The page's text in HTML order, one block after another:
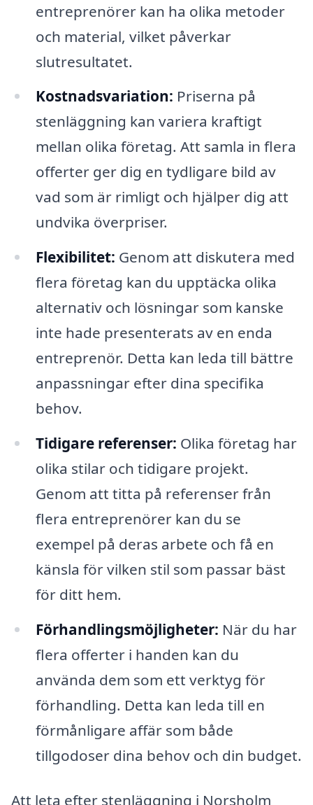
entreprenörer kan ha olika metoder
och material, vilket påverkar
slutresultatet.
Kostnadsvariation: Priserna på
stenläggning kan variera kraftigt
mellan olika företag. Att samla in flera
offerter ger dig en tydligare bild av
vad som är rimligt och hjälper dig att
undvika överpriser.
Flexibilitet: Genom att diskutera med
flera företag kan du upptäcka olika
alternativ och lösningar som kanske
inte hade presenterats av en enda
entreprenör. Detta kan leda till bättre
anpassningar efter dina specifika
behov.
Tidigare referenser: Olika företag har
olika stilar och tidigare projekt.
Genom att titta på referenser från
flera entreprenörer kan du se
exempel på deras arbete och få en
känsla för vilken stil som passar bäst
för ditt hem.
Förhandlingsmöjligheter: När du har
flera offerter i handen kan du
använda dem som ett verktyg för
förhandling. Detta kan leda till en
förmånligare affär som både
tillgodoser dina behov och din budget.
Att leta efter stenläggning i Norsholm